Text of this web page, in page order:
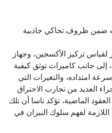
ضمن ظروف تحاكي جاذبية
تركيز الأكسجين، وجهاز
جانب كاميرات توثق كيفية
امتداده، والتغيرات التي
العديد من تجارب الاحتراق
الماضية، تؤكد ناسا أن تلك
اللازمة لفهم سلوك النيران في